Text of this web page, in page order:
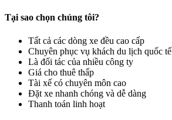
Tại sao chọn chúng tôi?
Tất cả các dòng xe đều cao cấp
Chuyên phục vụ khách du lịch quốc tế
Là đối tác của nhiều công ty
Giá cho thuê thấp
Tài xế có chuyên môn cao
Đặt xe nhanh chóng và dễ dàng
Thanh toán linh hoạt